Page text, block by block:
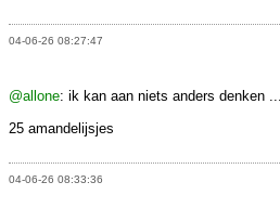
04-06-26 08:27:47
@allone: ik kan aan niets anders denken ....
25 amandelijsjes
04-06-26 08:33:36